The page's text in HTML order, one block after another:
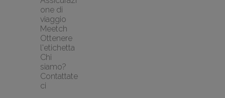
one di
viaggio
Meetch
Ottenere
l'etichetta
Chi
siamo?
Contattate
ci